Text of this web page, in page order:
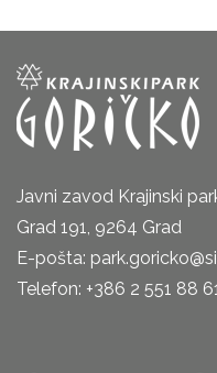
Javni zavod Krajinski
Grad 191, 9264 Grad
E-pošta:
Telefon: +386 2 551 88